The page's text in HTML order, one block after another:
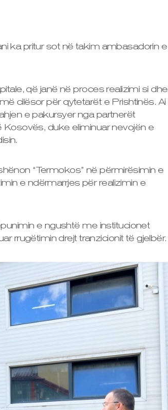
ka pritur sot në takim ambasadorin e
që janë në proces realizimi si dhe
cilësor për qytetarët e Prishtinës. Ai
e pakursyer nga partnerët
duke eliminuar nevojën e
“Termokos” në përmirësimin e
e ndërmarrjes për realizimin e
e ngushtë me institucionet
rrugëtimin drejt tranzicionit të gjelbër.